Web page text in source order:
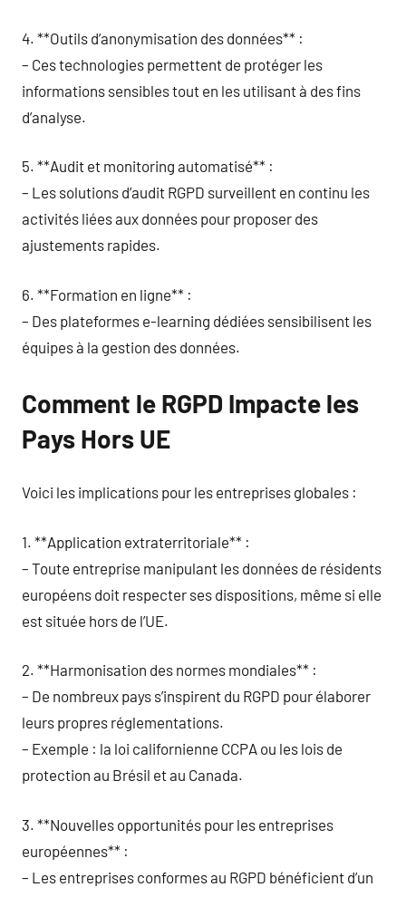
4. **Outils d’anonymisation des données** :
– Ces technologies permettent de protéger les
informations sensibles tout en les utilisant à des fins
d’analyse.
5. **Audit et monitoring automatisé** :
– Les solutions d’audit RGPD surveillent en continu les
activités liées aux données pour proposer des
ajustements rapides.
6. **Formation en ligne** :
– Des plateformes e-learning dédiées sensibilisent les
équipes à la gestion des données.
Comment le RGPD Impacte les
Pays Hors UE
Voici les implications pour les entreprises globales :
1. **Application extraterritoriale** :
– Toute entreprise manipulant les données de résidents
européens doit respecter ses dispositions, même si elle
est située hors de l’UE.
2. **Harmonisation des normes mondiales** :
– De nombreux pays s’inspirent du RGPD pour élaborer
leurs propres réglementations.
– Exemple : la loi californienne CCPA ou les lois de
protection au Brésil et au Canada.
3. **Nouvelles opportunités pour les entreprises
européennes** :
– Les entreprises conformes au RGPD bénéficient d’un